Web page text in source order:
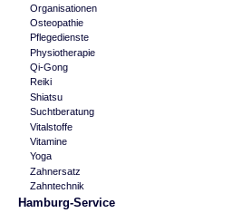
Organisationen
Osteopathie
Pflegedienste
Physiotherapie
Qi-Gong
Reiki
Shiatsu
Suchtberatung
Vitalstoffe
Vitamine
Yoga
Zahnersatz
Zahntechnik
Hamburg-Service